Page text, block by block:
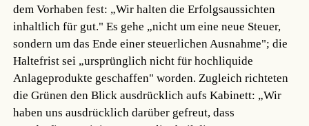
dem Vorhaben fest: „Wir halten die Erfolgsaussichten
inhaltlich für gut." Es gehe „nicht um eine neue Steuer,
sondern um das Ende einer steuerlichen Ausnahme"; die
Haltefrist sei „ursprünglich nicht für hochliquide
Anlageprodukte geschaffen" worden. Zugleich richteten
die Grünen den Blick ausdrücklich aufs Kabinett: „Wir
haben uns ausdrücklich darüber gefreut, dass